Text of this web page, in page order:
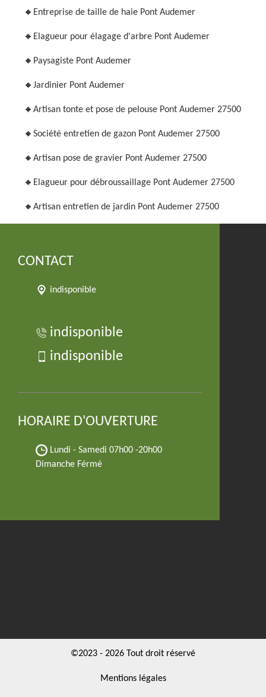
Entreprise de taille de haie Pont Audemer
Elagueur pour élagage d'arbre Pont Audemer
Paysagiste Pont Audemer
Jardinier Pont Audemer
Artisan tonte et pose de pelouse Pont Audemer 27500
Société entretien de gazon Pont Audemer 27500
Artisan pose de gravier Pont Audemer 27500
Elagueur pour débroussaillage Pont Audemer 27500
Artisan entretien de jardin Pont Audemer 27500
CONTACT
indisponible
indisponible
indisponible
HORAIRE D'OUVERTURE
Lundi - Samedi 07h00 -20h00
Dimanche Férmé
©2023 - 2026 Tout droit réservé
Mentions légales